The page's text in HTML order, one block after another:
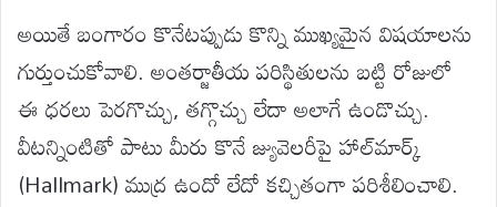
అయితే బంగారం కొనేటప్పుడు కొన్ని ముఖ్యమైన విషయాలను
గుర్తుంచుకోవాలి. అంతర్జాతీయ పరిస్థితులను బట్టి రోజులో
ఈ ధరలు పెరగొచ్చు, తగ్గొచ్చు లేదా అలాగే ఉండొచ్చు.
వీటన్నింటితో పాటు మీరు కొనే జ్యువెలరీపై హాల్‌మార్క్
(Hallmark) ముద్ర ఉందో లేదో కచ్చితంగా పరిశీలించాలి.